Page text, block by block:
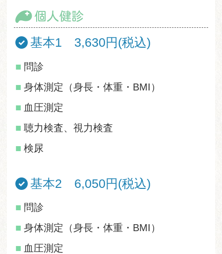
個人健診
基本1 3,630円(税込)
問診
身体測定（身長・体重・BMI）
血圧測定
聴力検査、視力検査
検尿
基本2 6,050円(税込)
問診
身体測定（身長・体重・BMI）
血圧測定